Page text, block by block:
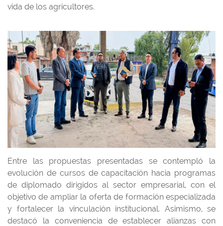
vida de los agricultores.
Entre las propuestas presentadas se contempló la
evolución de cursos de capacitación hacia programas
de diplomado dirigidos al sector empresarial, con el
objetivo de ampliar la oferta de formación especializada
y fortalecer la vinculación institucional. Asimismo, se
destacó la conveniencia de establecer alianzas con